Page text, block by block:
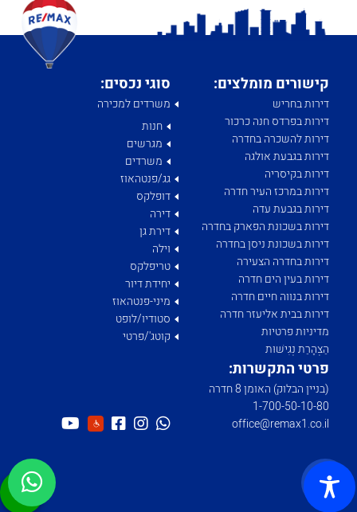
קישורים מומלצים:
דירות בחריש
דירות בפרדס חנה כרכור
דירות להשכרה בחדרה
דירות בגבעת אולגה
דירות בקיסריה
דירות במרכז העיר חדרה
דירות בגבעת עדה
דירות בשכונת הפארק בחדרה
דירות בשכונת ניסן בחדרה
דירות בחדרה הצעירה
דירות בעין הים חדרה
דירות בנווה חיים חדרה
דירות בבית אליעזר חדרה
מדיניות פרטיות
הַצְהָרַת נְגִישׁוּת
סוגי נכסים:
משרדים למכירה
חנות
מגרשים
משרדים
גג/פנטהאוז
דופלקס
דירה
דירת גן
וילה
טריפלקס
יחידת דיור
מיני-פנטהאוז
סטודיו/לופט
קוטג'/פרטי
פרטי התקשרות:
(בניין הבלוק) האומן 8 חדרה
1­-700­-50-­10-­80
office@remax1.co.il